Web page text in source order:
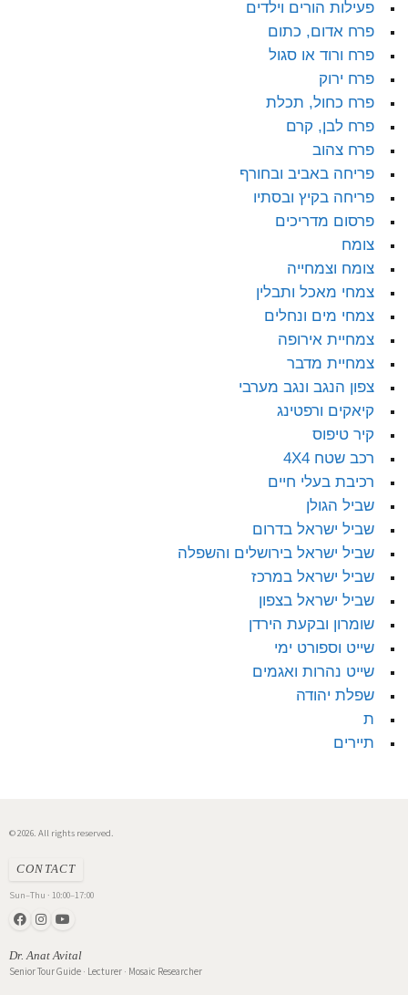
פעילות הורים וילדים
פרח אדום, כתום
פרח ורוד או סגול
פרח ירוק
פרח כחול, תכלת
פרח לבן, קרם
פרח צהוב
פריחה באביב ובחורף
פריחה בקיץ ובסתיו
פרסום מדריכים
צומח
צומח וצמחייה
צמחי מאכל ותבלין
צמחי מים ונחלים
צמחיית אירופה
צמחיית מדבר
צפון הנגב ונגב מערבי
קיאקים ורפטינג
קיר טיפוס
רכב שטח 4X4
רכיבת בעלי חיים
שביל הגולן
שביל ישראל בדרום
שביל ישראל בירושלים והשפלה
שביל ישראל במרכז
שביל ישראל בצפון
שומרון ובקעת הירדן
שייט וספורט ימי
שייט נהרות ואגמים
שפלת יהודה
ת
תיירים
© 2026. All rights reserved.
CONTACT
Sun–Thu · 10:00–17:00
Dr. Anat Avital
Senior Tour Guide · Lecturer · Mosaic Researcher